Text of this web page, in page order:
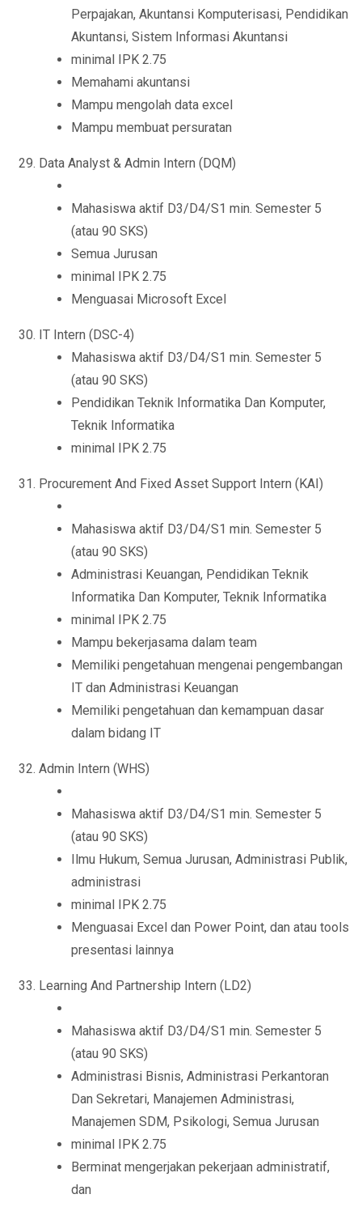
Perpajakan, Akuntansi Komputerisasi, Pendidikan
Akuntansi, Sistem Informasi Akuntansi
minimal IPK 2.75
Memahami akuntansi
Mampu mengolah data excel
Mampu membuat persuratan
Data Analyst & Admin Intern (DQM)
Mahasiswa aktif D3/D4/S1 min. Semester 5
(atau 90 SKS)
Semua Jurusan
minimal IPK 2.75
Menguasai Microsoft Excel
IT Intern (DSC-4)
Mahasiswa aktif D3/D4/S1 min. Semester 5
(atau 90 SKS)
Pendidikan Teknik Informatika Dan Komputer,
Teknik Informatika
minimal IPK 2.75
Procurement And Fixed Asset Support Intern (KAI)
Mahasiswa aktif D3/D4/S1 min. Semester 5
(atau 90 SKS)
Administrasi Keuangan, Pendidikan Teknik
Informatika Dan Komputer, Teknik Informatika
minimal IPK 2.75
Mampu bekerjasama dalam team
Memiliki pengetahuan mengenai pengembangan
IT dan Administrasi Keuangan
Memiliki pengetahuan dan kemampuan dasar
dalam bidang IT
Admin Intern (WHS)
Mahasiswa aktif D3/D4/S1 min. Semester 5
(atau 90 SKS)
Ilmu Hukum, Semua Jurusan, Administrasi Publik,
administrasi
minimal IPK 2.75
Menguasai Excel dan Power Point, dan atau tools
presentasi lainnya
Learning And Partnership Intern (LD2)
Mahasiswa aktif D3/D4/S1 min. Semester 5
(atau 90 SKS)
Administrasi Bisnis, Administrasi Perkantoran
Dan Sekretari, Manajemen Administrasi,
Manajemen SDM, Psikologi, Semua Jurusan
minimal IPK 2.75
Berminat mengerjakan pekerjaan administratif,
dan